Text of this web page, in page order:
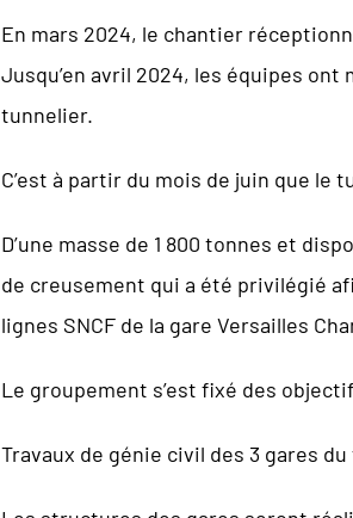
En mars 2024, le chantier
Jusqu’en avril 2024, les équipes
tunnelier.
C’est à partir du mois de juin que le
D’une masse de 1 800 tonnes et
de creusement qui a été privilégié
lignes SNCF de la gare Versailles
Le groupement s’est fixé des
Travaux de génie civil des 3 gares